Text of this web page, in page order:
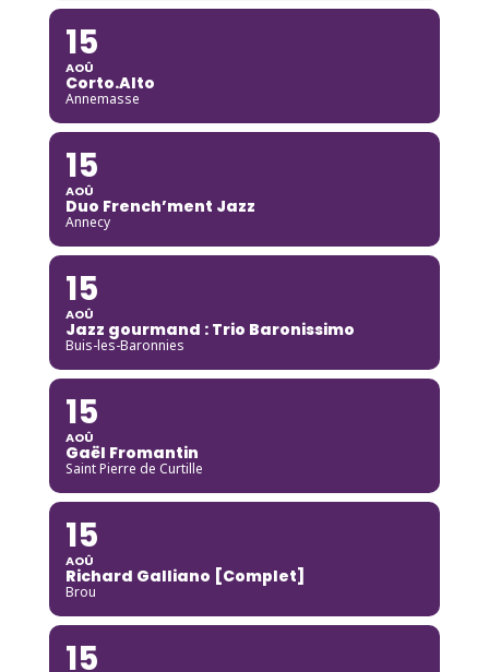
15
AOÛ
Corto.Alto
Annemasse
15
AOÛ
Duo French’ment Jazz
Annecy
15
AOÛ
Jazz gourmand : Trio Baronissimo
Buis-les-Baronnies
15
AOÛ
Gaël Fromantin
Saint Pierre de Curtille
15
AOÛ
Richard Galliano [Complet]
Brou
15